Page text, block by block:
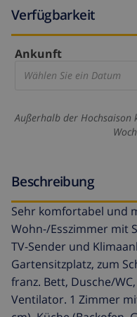
Verfügbarkeit
Ankunft
Wählen Sie ein Datum
Außerhalb der Hochsaison
Beschreibung
Sehr komfortabel und
Wohn-/Esszimmer mit
TV-Sender und
Gartensitzplatz, zum
franz. Bett, Dusche/
Ventilator. 1 Zimmer